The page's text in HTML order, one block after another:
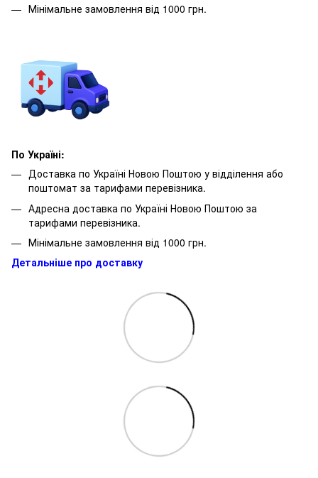
Мінімальне замовлення від 1000 грн.
По Україні:
Доставка по Україні Новою Поштою у відділення або
поштомат за тарифами перевізника.
Адресна доставка по Україні Новою Поштою за
тарифами перевізника.
Мінімальне замовлення від 1000 грн.
Детальніше про доставку